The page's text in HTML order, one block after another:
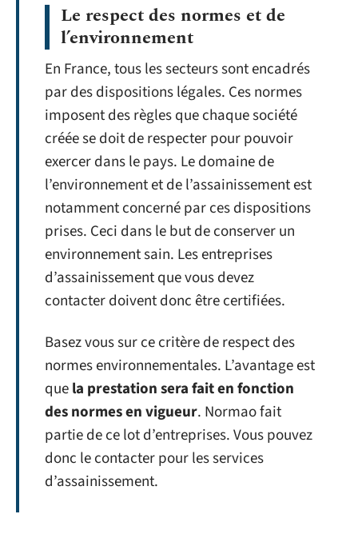
Le respect des normes et de
l’environnement
En France, tous les secteurs sont encadrés
par des dispositions légales. Ces normes
imposent des règles que chaque société
créée se doit de respecter pour pouvoir
exercer dans le pays. Le domaine de
l’environnement et de l’assainissement est
notamment concerné par ces dispositions
prises. Ceci dans le but de conserver un
environnement sain. Les entreprises
d’assainissement que vous devez
contacter doivent donc être certifiées.
Basez vous sur ce critère de respect des
normes environnementales. L’avantage est
quela prestation sera fait en fonction
des normes en vigueur. Normao fait
partie de ce lot d’entreprises. Vous pouvez
donc le contacter pour les services
d’assainissement.